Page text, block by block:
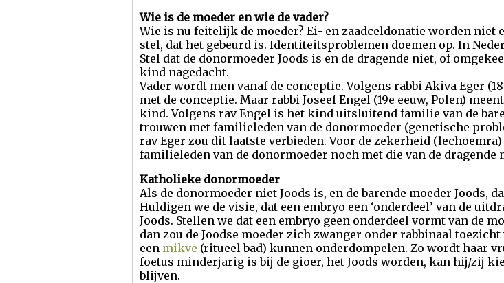
Wie is de moeder en wie de vader?
Wie is nu feitelijk de moeder? Ei- en zaadceldonatie worden niet
stel, dat het gebeurd is. Identiteitsproblemen doemen op. In
Stel dat de donormoeder Joods is en de dragende niet, of
kind nagedacht.
Vader wordt men vanaf de conceptie. Volgens rabbi Akiva Eger
met de conceptie. Maar rabbi Joseef Engel (19e eeuw, Polen)
kind. Volgens rav Engel is het kind uitsluitend familie van de
trouwen met familieleden van de donormoeder (genetische
rav Eger zou dit laatste verbieden. Voor de zekerheid
familieleden van de donormoeder noch met die van de dragende
Katholieke donormoeder
Als de donormoeder niet Joods is, en de barende moeder Joods,
Huldigen we de visie, dat een embryo een ‘onderdeel’ van de
Joods. Stellen we dat een embryo geen onderdeel vormt van de
dan zou de Joodse moeder zich zwanger onder rabbinaal
een mikve (ritueel bad) kunnen onderdompelen. Zo wordt haar
foetus minderjarig is bij de gioer, het Joods worden, kan hij/zij
blijven.